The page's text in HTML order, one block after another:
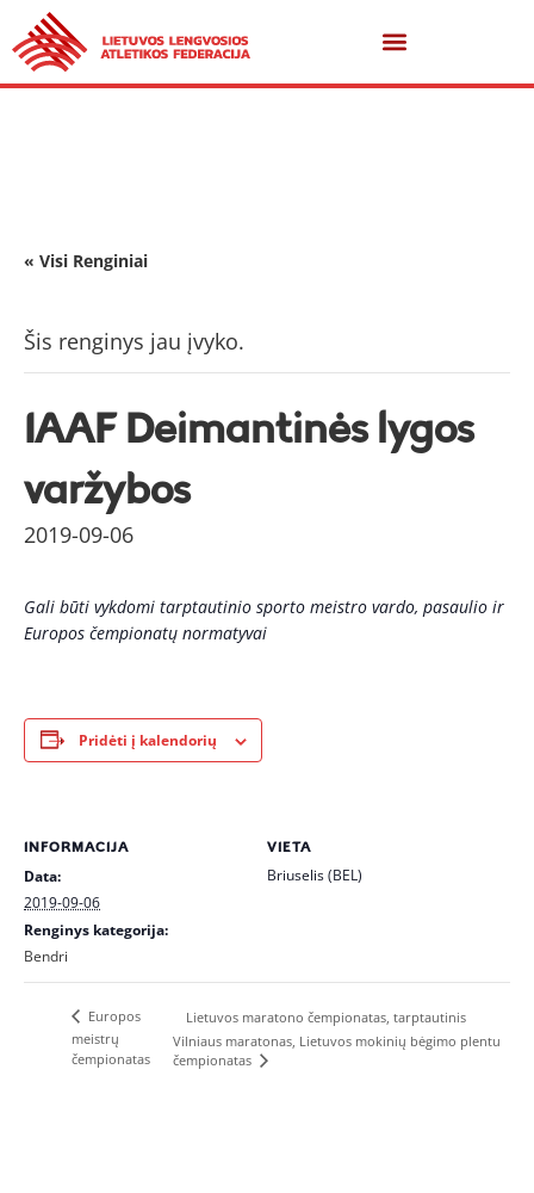
« Visi Renginiai
Šis renginys jau įvyko.
IAAF Deimantinės lygos
varžybos
2019-09-06
Gali būti vykdomi tarptautinio sporto meistro vardo, pasaulio ir
Europos čempionatų normatyvai
Pridėti į kalendorių
INFORMACIJA
Data:
2019-09-06
Renginys kategorija:
Bendri
VIETA
Briuselis (BEL)
Europos
meistrų
čempionatas
Lietuvos maratono čempionatas, tarptautinis
Vilniaus maratonas, Lietuvos mokinių bėgimo plentu
čempionatas